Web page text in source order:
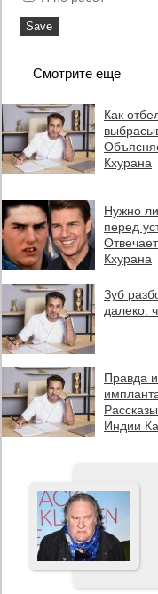
Смотрите еще
Как
Кхурана
Нужно
перед
Кхурана
Зуб
далеко:
Правда
Индии